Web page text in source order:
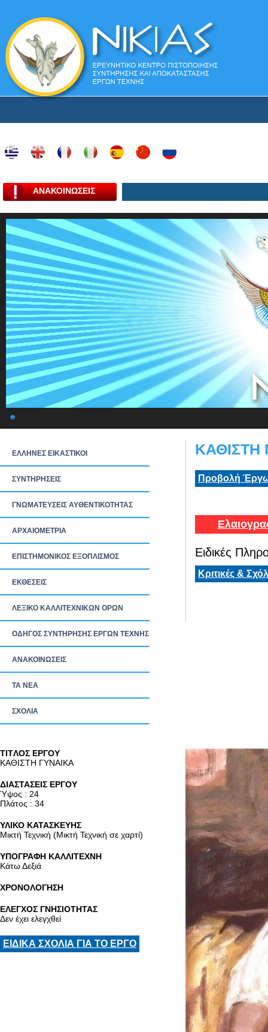
ΑΝΑΚΟΙΝΩΣΕΙΣ
ΕΛΛΗΝΕΣ ΕΙΚΑΣΤΙΚΟΙ
ΣΥΝΤΗΡΗΣΕΙΣ
ΓΝΩΜΑΤΕΥΣΕΙΣ ΑΥΘΕΝΤΙΚΟΤΗΤΑΣ
ΑΡΧΑΙΟΜΕΤΡΙΑ
ΕΠΙΣΤΗΜΟΝΙΚΟΣ ΕΞΟΠΛΙΣΜΟΣ
ΕΚΘΕΣΕΙΣ
ΛΕΞΙΚΟ ΚΑΛΛΙΤΕΧΝΙΚΩΝ ΟΡΩΝ
ΟΔΗΓΟΣ ΣΥΝΤΗΡΗΣΗΣ ΕΡΓΩΝ ΤΕΧΝΗΣ
ΑΝΑΚΟΙΝΩΣΕΙΣ
ΤΑ ΝEΑ
ΣΧΟΛΙΑ
ΚΑΘΙΣΤΗ
Προβολή
Ειδικές
Κριτικές &
TITΛΟΣ ΕΡΓΟΥ
ΚΑΘΙΣΤΗ ΓΥΝΑΙΚΑ
ΔΙΑΣΤΑΣΕΙΣ ΕΡΓΟΥ
Ύψος : 24
Πλάτος : 34
ΥΛΙΚΟ ΚΑΤΑΣΚΕΥΗΣ
Μικτή Τεχνική (Μικτή Τεχνική σε χαρτί)
ΥΠΟΓΡΑΦΗ ΚΑΛΛΙΤΕΧΝΗ
Κάτω Δεξιά
ΧΡΟΝΟΛΟΓΗΣΗ
ΕΛΕΓΧΟΣ ΓΝΗΣΙΟΤΗΤΑΣ
Δεν έχει ελεγχθεί
ΕΙΔΙΚΑ ΣΧΟΛΙΑ ΓΙΑ ΤΟ ΕΡΓΟ